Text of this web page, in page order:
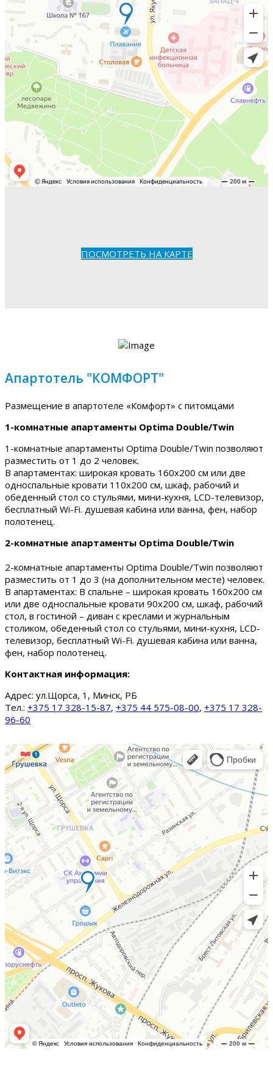
ПОСМОТРЕТЬ НА КАРТЕ
Апартотель "КОМФОРТ"
Размещение в апартотеле «Комфорт» с питомцами
1-комнатные апартаменты Optima Double/Twin
1-комнатные апартаменты Optima Double/Twin позволяют
разместить от 1 до 2 человек.
В апартаментах: широкая кровать 160х200 см или две
односпальные кровати 110х200 см, шкаф, рабочий и
обеденный стол со стульями, мини-кухня, LCD-телевизор,
бесплатный Wi-Fi. душевая кабина или ванна, фен, набор
полотенец.
2-комнатные апартаменты Optima Double/Twin
2-комнатные апартаменты Optima Double/Twin позволяют
разместить от 1 до 3 (на дополнительном месте) человек.
В апартаментах: В спальне – широкая кровать 160х200 см
или две односпальные кровати 90х200 см, шкаф, рабочий
стол, в гостиной – диван с креслами и журнальным
столиком, обеденный стол со стульями, мини-кухня, LCD-
телевизор, бесплатный Wi-Fi. душевая кабина или ванна,
фен, набор полотенец.
Контактная информация:
Адрес: ул.Щорса, 1, Минск, РБ
Тел.: +375 17 328-15-87, +375 44 575-08-00, +375 17 328-
96-60